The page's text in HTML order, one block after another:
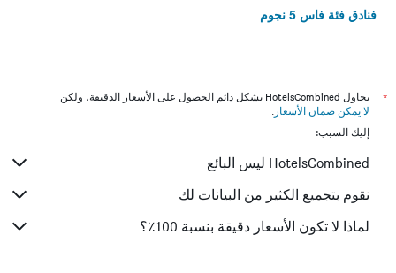
فنادق فئة فاس 5 نجوم
*
يحاول HotelsCombined بشكل دائم الحصول على الأسعار الدقيقة، ولكن
لا يمكن ضمان الأسعار .
إليك السبب:
HotelsCombined ليس البائع
نقوم بتجميع الكثير من البيانات لك
لماذا لا تكون الأسعار دقيقة بنسبة 100٪؟